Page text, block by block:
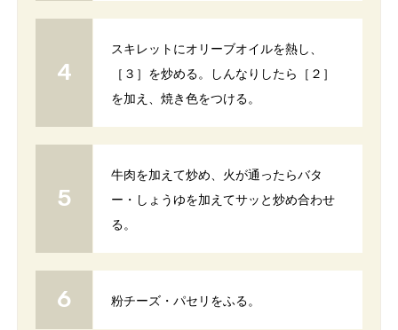
スキレットにオリーブオイルを熱し、
［３］を炒める。しんなりしたら［２］
を加え、焼き色をつける。
牛肉を加えて炒め、火が通ったらバタ
ー・しょうゆを加えてサッと炒め合わせ
る。
粉チーズ・パセリをふる。